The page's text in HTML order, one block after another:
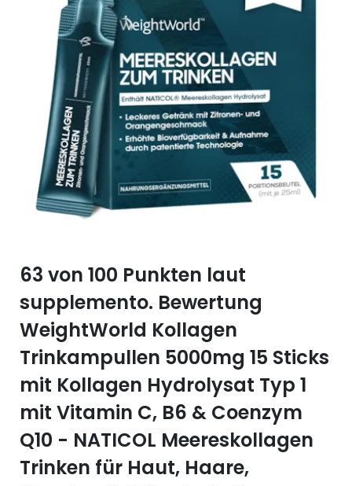
Selen (Se)
Silicium (Si)
Zink (Zn)
Vitamin B12
Vitamin C
Vitamin D
Vitamin E
Vitamin K
Vitamin Q (Q10)
63 von 100 Punkten laut
supplemento. Bewertung
WeightWorld Kollagen
Trinkampullen 5000mg 15 Sticks
mit Kollagen Hydrolysat Typ 1
mit Vitamin C, B6 & Coenzym
Q10 - NATICOL Meereskollagen
Trinken für Haut, Haare,